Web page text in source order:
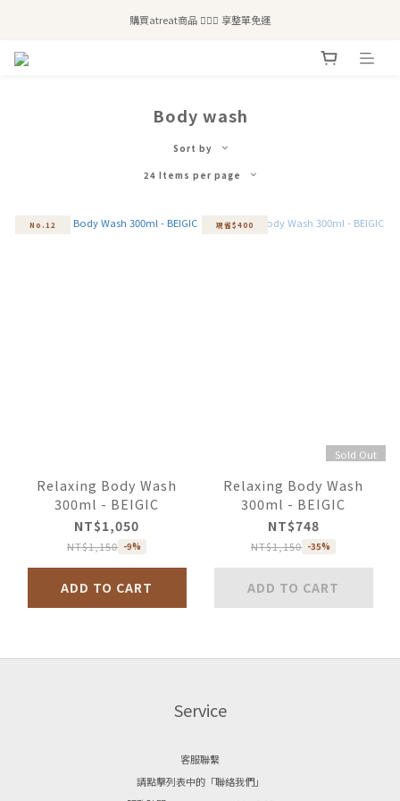
全站滿$2,500免運｜6/30前 含新品滿$1,300超取免運
購買atreat商品 💆🏻‍♀️ 享整單免運
Body wash
Sort by
24 Items per page
No.12
Relaxing Body Wash
300ml - BEIGIC
NT$1,050
NT$1,150 -9%
ADD TO CART
現省$400
Sold Out
Relaxing Body Wash
300ml - BEIGIC
NT$748
NT$1,150 -35%
ADD TO CART
Service
客服聯繫
請點擊列表中的「聯絡我們」